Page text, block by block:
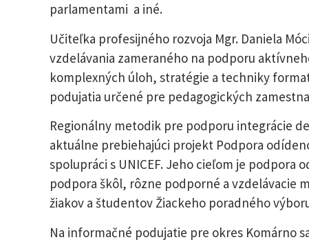
parlamentami a iné.
Učiteľka profesijného rozvoja Mgr. Daniela
vzdelávania zameraného na podporu
komplexných úloh, stratégie a techniky
podujatia určené pre pedagogických
Regionálny metodik pre podporu integrácie
aktuálne prebiehajúci projekt Podpora
spolupráci s UNICEF. Jeho cieľom je podpora
podpora škôl, rôzne podporné a vzdelávacie
žiakov a študentov Žiackeho poradného
Na informačné podujatie pre okres Komárno